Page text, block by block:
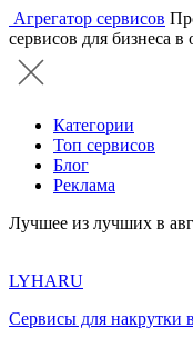
Агрегатор сервисов
сервисов для бизнеса в
Категории
Топ сервисов
Блог
Реклама
Лучшее из лучших в
LYHARU
Сервисы для накрутки